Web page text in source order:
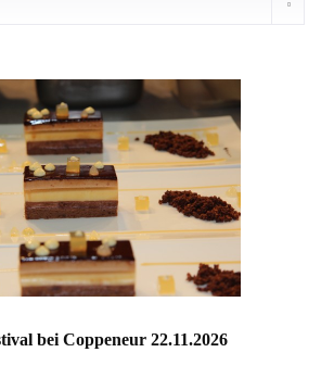
bei Coppeneur 22.11.2026